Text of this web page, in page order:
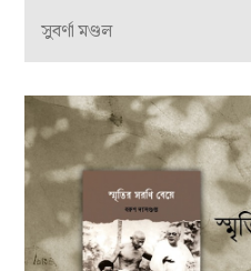
সুবর্ণা মণ্ডল